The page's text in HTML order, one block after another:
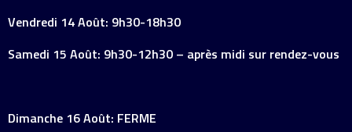
Vendredi 14 Août: 9h30-18h30
Samedi 15 Août: 9h30-12h30 – après midi sur rendez-vous
Dimanche 16 Août: FERME